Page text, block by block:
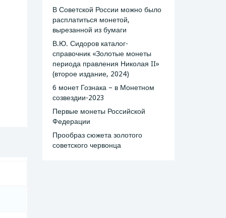
В Советской России можно было
расплатиться монетой,
вырезанной из бумаги
В.Ю. Сидоров каталог-
справочник «Золотые монеты
периода правления Николая II»
(второе издание, 2024)
6 монет Гознака – в Монетном
созвездии-2023
Первые монеты Российской
Федерации
Прообраз сюжета золотого
советского червонца